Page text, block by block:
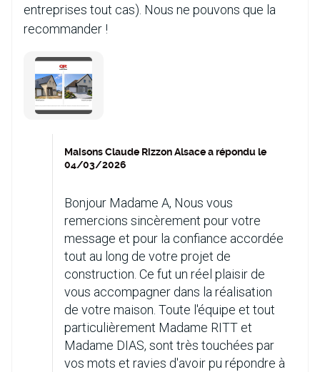
entreprises tout cas). Nous ne pouvons que la
recommander !
Maisons Claude Rizzon Alsace a répondu le
04/03/2026
Bonjour Madame A, Nous vous
remercions sincèrement pour votre
message et pour la confiance accordée
tout au long de votre projet de
construction. Ce fut un réel plaisir de
vous accompagner dans la réalisation
de votre maison. Toute l'équipe et tout
particulièrement Madame RITT et
Madame DIAS, sont très touchées par
vos mots et ravies d'avoir pu répondre à